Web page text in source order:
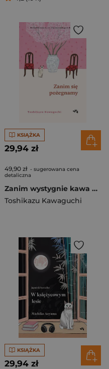
KSIĄŻKA
29,94 zł
49,90 zł - sugerowana cena
detaliczna
Zanim wystygnie kawa Tom 4 Zanim się pożegnamy
Toshikazu Kawaguchi
KSIĄŻKA
29,94 zł